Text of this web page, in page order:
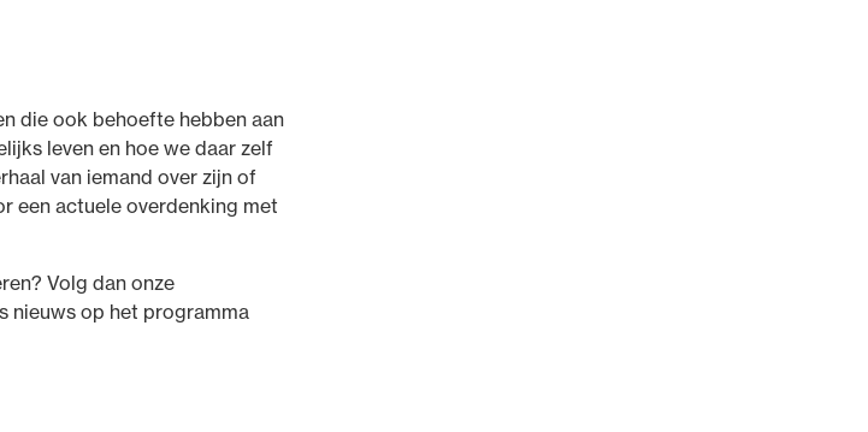
die ook behoefte hebben aan
leven en hoe we daar zelf
van iemand over zijn of
een actuele overdenking met
Volg dan onze
nieuws op het programma